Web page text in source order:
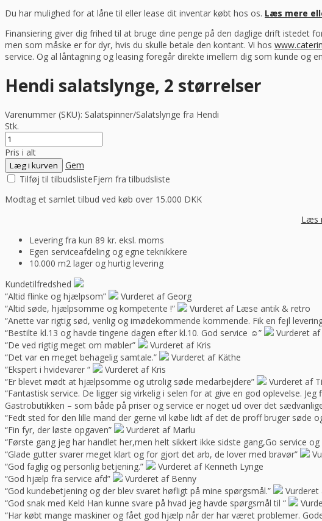
Du har mulighed for at låne til eller lease dit inventar købt hos os. Læs mere
Finansiering giver dig frihed til at bruge dine penge på den daglige drift
men som måske er for dyr, hvis du skulle betale den kontant. Vi hos
service. Og al låntagning og leasing foregår direkte imellem dig som kunde og
Hendi salatslynge, 2 størrelser
Varenummer (SKU): Salatspinner/Salatslynge fra Hendi
Stk.
Pris i alt
Læg i kurven
Gem
Tilføj til tilbudslisteFjern fra tilbudsliste
Modtag et samlet tilbud ved køb over 15.000 DKK
Læs
Levering fra kun 89 kr. eksl. moms
Egen serviceafdeling og egne teknikkere
10.000 m2 lager og hurtig levering
Kundetilfredshed
“Altid flinke og hjælpsom”
Vurderet af Georg
“Altid søde, hjælpsomme og kompetente !”
Vurderet af Læse antik & retro
“Anette var rigtig sød, venlig og imødekommende kommende. Fik en fejl
“Bestilte kl.13 og havde tingene dagen efter kl.10. God service ☺”
Vurderet af
“De ved rigtig meget om møbler”
Vurderet af Kris
“Det var en meget behagelig samtale.”
Vurderet af Käthe
“Ekspert i hvidevarer “
Vurderet af Kris
“Er blevet mødt at hjælpsomme og utrolig søde medarbejdere”
Vurderet af
“Fantastisk service. De ligger sig virkelig i selen for at give en god oplevelse.
Gastrobutikken – som både på priser og service er noget ud over det
“Fedt sted for den lille mand der gerne vil købe lidt af det de proff bruger søde
“Fin fyr, der løste opgaven”
Vurderet af Marlu
“Første gang jeg har handlet her,men helt sikkert ikke sidste gang,Go service
“Glade gutter svarer meget klart og for gjort det arb, de lover med bravør”
“God faglig og personlig betjening.”
Vurderet af Kenneth Lynge
“God hjælp fra service afd”
Vurderet af Benny
“God kundebetjening og der blev svaret høfligt på mine spørgsmål.”
Vurderet
“God snak med Keld Han kunne svare på hvad jeg havde spørgsmål til “
“Har købt mange maskiner og fået god hjælp når der har været problemer.